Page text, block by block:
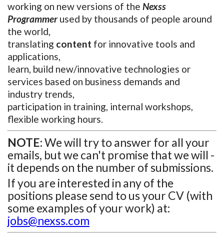
working on new versions of the Nexss
Programmerused by thousands of people around
the world,
translating content for innovative tools and
applications,
learn, build new/innovative technologies or
services based on business demands and
industry trends,
participation in training, internal workshops,
flexible working hours.
NOTE:We will try to answer for all your
emails, but we can't promise that we will -
it depends on the number of submissions.
If you are interested in any of the
positions please send to us your CV (with
some examples of your work) at:
jobs@nexss.com